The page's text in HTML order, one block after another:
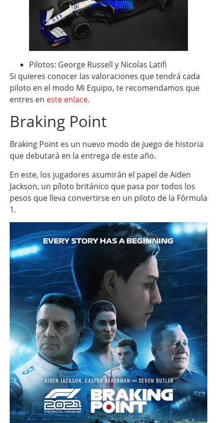
Pilotos: George Russell y Nicolas Latifi
Si quieres conocer las valoraciones que tendrá cada
piloto en el modo Mi Equipo, te recomendamos que
entres en este enlace.
Braking Point
Braking Point es un nuevo modo de juego de historia
que debutará en la entrega de este año.
En este, los jugadores asumirán el papel de Aiden
Jackson, un píloto británico que pasa por todos los
pesos que lleva convertirse en un piloto de la Fórmula
1.